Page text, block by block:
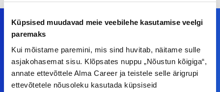
Küpsised muudavad meie veebilehe kasutamise veelgi
paremaks
Kui mõistame paremini, mis sind huvitab, näitame sulle
asjakohasemat sisu. Klõpsates nuppu „Nõustun kõigiga“,
annate ettevõttele Alma Career ja teistele selle ärigrupi
ettevõtetele nõusoleku kasutada küpsiseid
Meiega leiad!
Tööelublogi.ee lehelt leiad kõik vajaliku, et olla